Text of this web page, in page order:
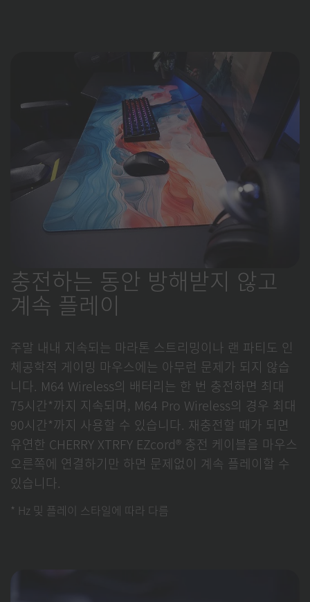
충전하는 동안 방해받지 않고
계속 플레이
주말 내내 지속되는 마라톤 스트리밍이나 랜 파티도 인
체공학적 게이밍 마우스에는 아무런 문제가 되지 않습
니다. M64 Wireless의 배터리는 한 번 충전하면 최대
75시간*까지 지속되며, M64 Pro Wireless의 경우 최대
90시간*까지 사용할 수 있습니다. 재충전할 때가 되면
유연한 CHERRY XTRFY EZcord® 충전 케이블을 마우스
오른쪽에 연결하기만 하면 문제없이 계속 플레이할 수
있습니다.
* Hz 및 플레이 스타일에 따라 다름